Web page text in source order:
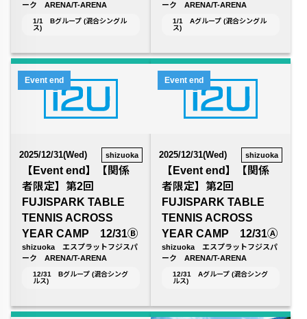
ーク ARENA/T-ARENA
1/1 Bグループ (混合シングル
ス)
ーク ARENA/T-ARENA
1/1 Aグループ (混合シングル
ス)
Event end
2025/12/31(Wed) shizuoka
【Event end】【関係
者限定】第2回
FUJISPARK TABLE
TENNIS ACROSS
YEAR CAMP 12/31Ⓑ
shizuoka エスプラットフジスパ
ーク ARENA/T-ARENA
12/31 Bグループ (混合シング
ルス)
Event end
2025/12/31(Wed) shizuoka
【Event end】【関係
者限定】第2回
FUJISPARK TABLE
TENNIS ACROSS
YEAR CAMP 12/31Ⓐ
shizuoka エスプラットフジスパ
ーク ARENA/T-ARENA
12/31 Aグループ (混合シング
ルス)